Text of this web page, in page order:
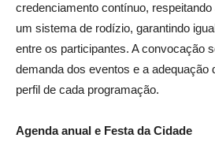
credenciamento contínuo,
um sistema de rodízio, garantindo
entre os participantes. A convocação
demanda dos eventos e a adequação
perfil de cada programação.
Agenda anual e Festa da Cidade